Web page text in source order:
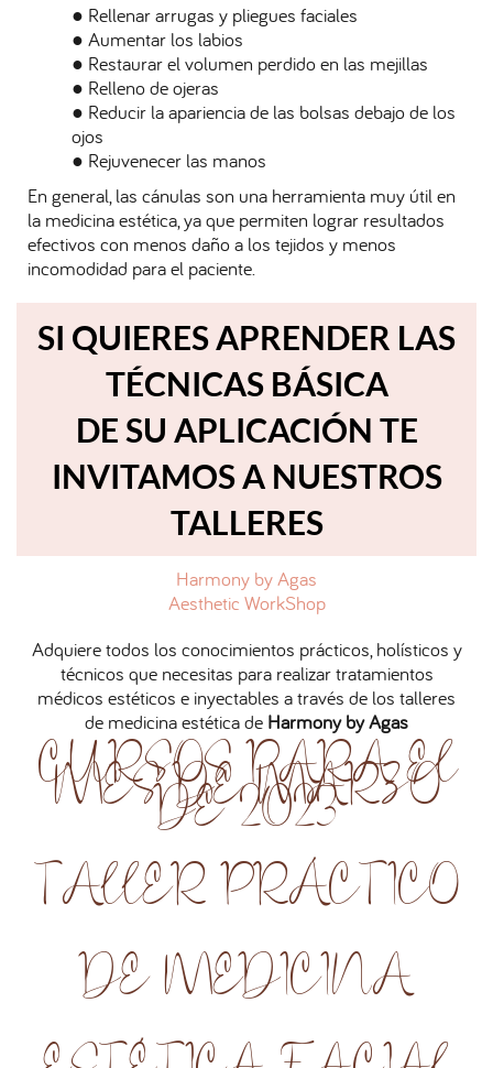
● Rellenar arrugas y pliegues faciales
● Aumentar los labios
● Restaurar el volumen perdido en las mejillas
● Relleno de ojeras
● Reducir la apariencia de las bolsas debajo de los
ojos
● Rejuvenecer las manos
En general, las cánulas son una herramienta muy útil en
la medicina estética, ya que permiten lograr resultados
efectivos con menos daño a los tejidos y menos
incomodidad para el paciente.
SI QUIERES APRENDER LAS
TÉCNICAS BÁSICA
DE SU APLICACIÓN TE
INVITAMOS A NUESTROS
TALLERES
Harmony by Agas
Aesthetic WorkShop
Adquiere todos los conocimientos prácticos, holísticos y
técnicos que necesitas para realizar tratamientos
médicos estéticos e inyectables a través de los talleres
de medicina estética de Harmony by Agas
CURSOS PARA EL
MES DE MARZO
DE 2023
TALLER PRÁCTICO
DE MEDICINA